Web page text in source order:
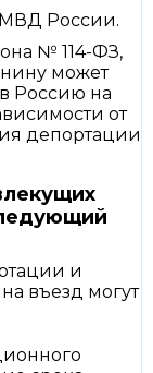
России.
№ 114-ФЗ,
может
Россию на
от
депортации
и
въезд могут